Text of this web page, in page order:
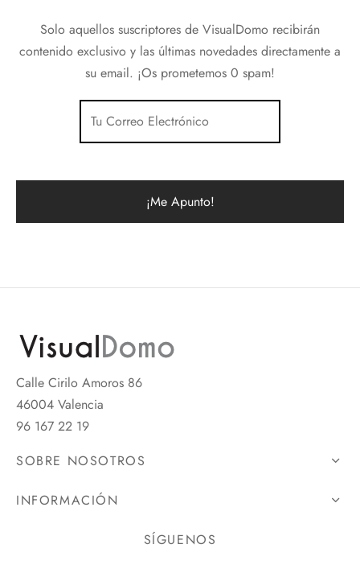
Solo aquellos suscriptores de VisualDomo recibirán
contenido exclusivo y las últimas novedades directamente a
su email. ¡Os prometemos 0 spam!
Calle Cirilo Amoros 86
46004 Valencia
96 167 22 19
SOBRE NOSOTROS
INFORMACIÓN
SÍGUENOS